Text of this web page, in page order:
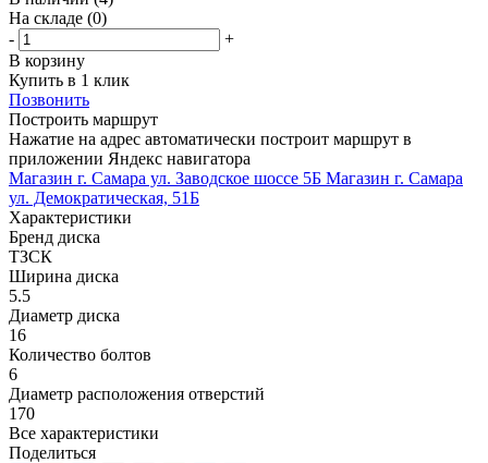
На складе (0)
-
+
В корзину
Купить в 1 клик
Позвонить
Построить маршрут
Нажатие на адрес автоматически построит маршрут в
приложении Яндекс навигатора
Магазин г. Самара ул. Заводское шоссе 5Б Магазин г. Самара
ул. Демократическая, 51Б
Характеристики
Бренд диска
ТЗСК
Ширина диска
5.5
Диаметр диска
16
Количество болтов
6
Диаметр расположения отверстий
170
Все характеристики
Поделиться